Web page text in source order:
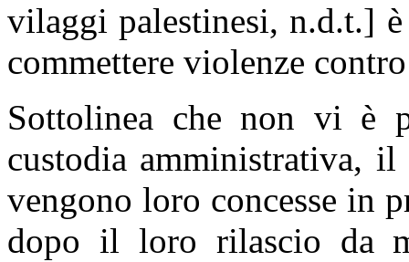
vilaggi palestinesi, n.d.t.]
commettere violenze
Sottolinea che non vi è
custodia amministrativa,
vengono loro concesse in
dopo il loro rilascio da